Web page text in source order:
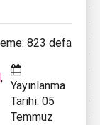
823 defa
,
Yayınlanma
Tarihi: 05
Temmuz